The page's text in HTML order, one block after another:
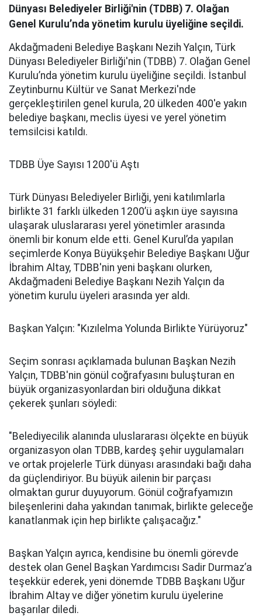
Dünyası Belediyeler Birliği'nin (TDBB) 7. Olağan
Genel Kurulu’nda yönetim kurulu üyeliğine seçildi.
Akdağmadeni Belediye Başkanı Nezih Yalçın, Türk
Dünyası Belediyeler Birliği'nin (TDBB) 7. Olağan Genel
Kurulu’nda yönetim kurulu üyeliğine seçildi. İstanbul
Zeytinburnu Kültür ve Sanat Merkezi'nde
gerçekleştirilen genel kurula, 20 ülkeden 400'e yakın
belediye başkanı, meclis üyesi ve yerel yönetim
temsilcisi katıldı.
TDBB Üye Sayısı 1200'ü Aştı
Türk Dünyası Belediyeler Birliği, yeni katılımlarla
birlikte 31 farklı ülkeden 1200’ü aşkın üye sayısına
ulaşarak uluslararası yerel yönetimler arasında
önemli bir konum elde etti. Genel Kurul’da yapılan
seçimlerde Konya Büyükşehir Belediye Başkanı Uğur
İbrahim Altay, TDBB'nin yeni başkanı olurken,
Akdağmadeni Belediye Başkanı Nezih Yalçın da
yönetim kurulu üyeleri arasında yer aldı.
Başkan Yalçın: "Kızılelma Yolunda Birlikte Yürüyoruz"
Seçim sonrası açıklamada bulunan Başkan Nezih
Yalçın, TDBB'nin gönül coğrafyasını buluşturan en
büyük organizasyonlardan biri olduğuna dikkat
çekerek şunları söyledi:
"Belediyecilik alanında uluslararası ölçekte en büyük
organizasyon olan TDBB, kardeş şehir uygulamaları
ve ortak projelerle Türk dünyası arasındaki bağı daha
da güçlendiriyor. Bu büyük ailenin bir parçası
olmaktan gurur duyuyorum. Gönül coğrafyamızın
bileşenlerini daha yakından tanımak, birlikte geleceğe
kanatlanmak için hep birlikte çalışacağız."
Başkan Yalçın ayrıca, kendisine bu önemli görevde
destek olan Genel Başkan Yardımcısı Sadir Durmaz’a
teşekkür ederek, yeni dönemde TDBB Başkanı Uğur
İbrahim Altay ve diğer yönetim kurulu üyelerine
başarılar diledi.